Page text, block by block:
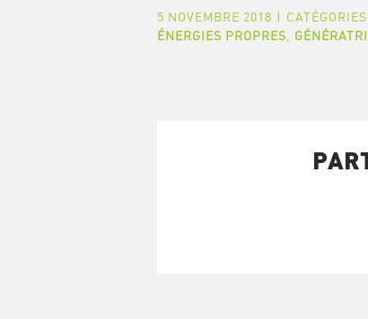
5 NOVEMBRE 2018 |
ÉNERGIES PROPRES